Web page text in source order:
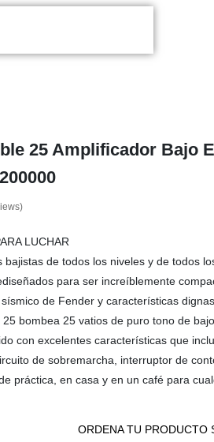
25 Amplificador Bajo
LUCHAR
bajistas de todos los niveles y de todos
para ser increíblemente
de Fender y características
25 bombea 25 vatios de puro tono de
con excelentes características que
de sobremarcha, interruptor de
práctica, en casa y en un café para
ORDENA TU PRODUCTO